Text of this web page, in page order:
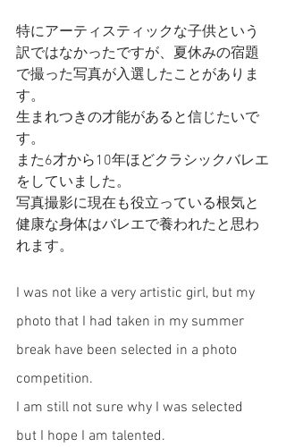
特にアーティスティックな子供という
訳ではなかったですが、夏休みの宿題
で撮った写真が入選したことがありま
す。
生まれつきの才能があると信じたいで
す。
また6才から10年ほどクラシックバレエ
をしていました。
写真撮影に現在も役立っている根気と
健康な身体はバレエで養われたと思わ
れます。
I was not like a very artistic girl, but my
photo that I had taken in my summer
break have been selected in a photo
competition.
I am still not sure why I was selected
but I hope I am talented.